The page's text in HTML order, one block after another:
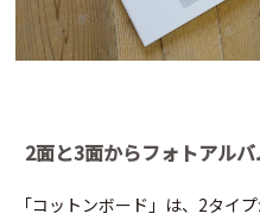
2面と3面からフォトアル
「コットンボード」は、2タイ